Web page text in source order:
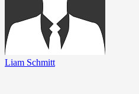
Liam Schmitt